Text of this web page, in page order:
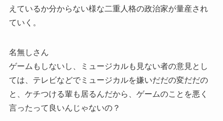
えているか分からない様な二重人格の政治家が量産され
ていく。
名無しさん
ゲームもしないし、ミュージカルも見ない者の意見とし
ては、テレビなどでミュージカルを嫌いだだの変だだの
と、ケチつける輩も居るんだから、ゲームのことを悪く
言ったって良いんじゃないの？